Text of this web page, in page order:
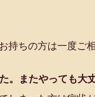
持ちの方は一度ご
。またやっても大